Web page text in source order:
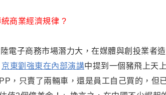
商業經濟規律 ?
電子商務市場潛力大，在媒體與創投業者
京東劉強東在內部演講中提到一個豬飛上天
，只賣了兩輛車，還是員工自己買的 ， 但